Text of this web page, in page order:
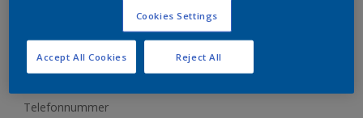
E-post*
Telefonnummer
Cookies Settings
Reject All
Accept All Cookies